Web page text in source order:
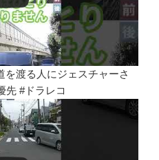
を渡る人にジェスチャーさ
先 #ドラレコ